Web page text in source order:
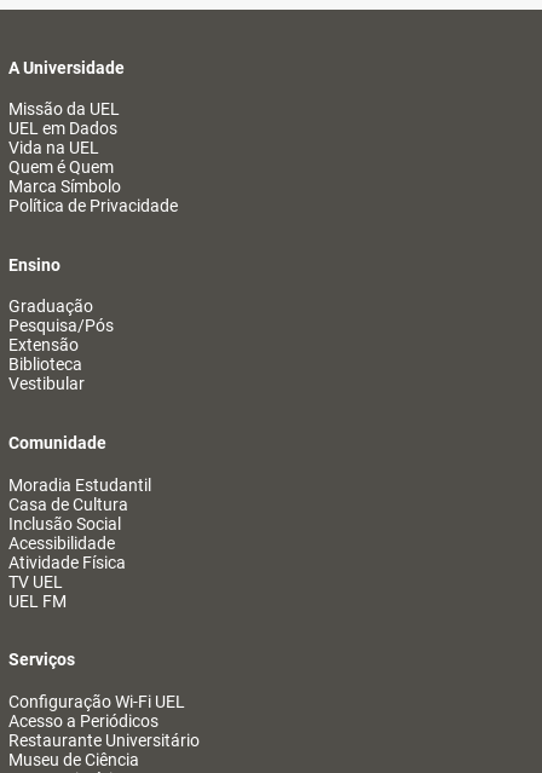
A Universidade
Missão da UEL
UEL em Dados
Vida na UEL
Quem é Quem
Marca Símbolo
Política de Privacidade
Ensino
Graduação
Pesquisa/Pós
Extensão
Biblioteca
Vestibular
Comunidade
Moradia Estudantil
Casa de Cultura
Inclusão Social
Acessibilidade
Atividade Física
TV UEL
UEL FM
Serviços
Configuração Wi-Fi UEL
Acesso a Periódicos
Restaurante Universitário
Museu de Ciência